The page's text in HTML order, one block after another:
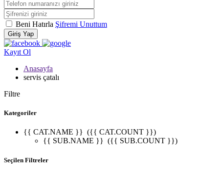
Beni Hatırla Şifremi Unuttum
Giriş Yap
Kayıt Ol
Anasayfa
servis çatalı
Filtre
Kategoriler
{{ CAT.NAME }} ({{ CAT.COUNT }})
{{ SUB.NAME }} ({{ SUB.COUNT }})
Seçilen Filtreler